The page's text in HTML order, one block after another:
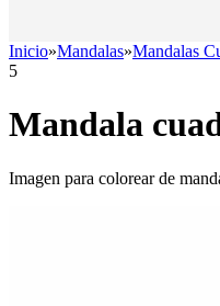
Inicio»Mandalas»Mandalas
5
Mandala
Imagen para colorear de